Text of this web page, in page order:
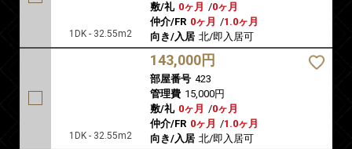
1DK - 32.55m2
敷/礼 0ヶ月 /0ヶ月
仲介/FR 0ヶ月 /1.0ヶ月
向き/入居 北/即入居可
1DK - 32.55m2
143,000円
部屋番号 423
管理費 15,000円
敷/礼 0ヶ月 /0ヶ月
仲介/FR 0ヶ月 /1.0ヶ月
向き/入居 北/即入居可